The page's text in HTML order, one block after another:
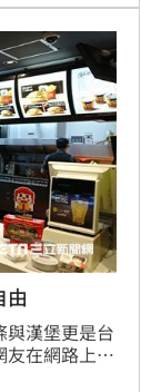
由
與漢堡更是台
友在網路上表